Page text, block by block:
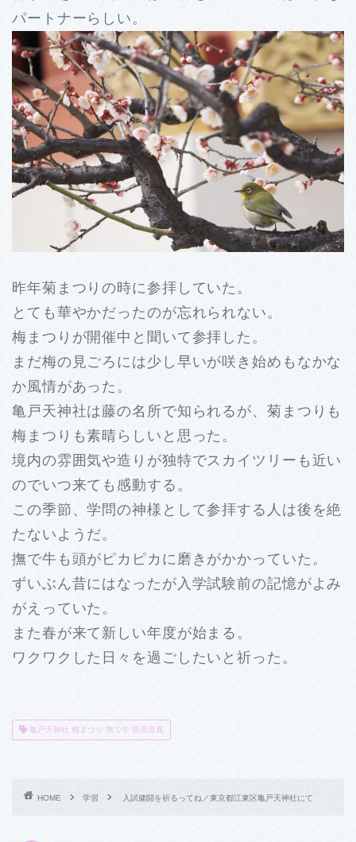
パートナーらしい。
昨年菊まつりの時に参拝していた。
とても華やかだったのが忘れられない。
梅まつりが開催中と聞いて参拝した。
まだ梅の見ごろには少し早いが咲き始めもなかな
か風情があった。
亀戸天神社は藤の名所で知られるが、菊まつりも
梅まつりも素晴らしいと思った。
境内の雰囲気や造りが独特でスカイツリーも近い
のでいつ来ても感動する。
この季節、学問の神様として参拝する人は後を絶
たないようだ。
撫で牛も頭がピカピカに磨きがかかっていた。
ずいぶん昔にはなったが入学試験前の記憶がよみ
がえっていた。
また春が来て新しい年度が始まる。
ワクワクした日々を過ごしたいと祈った。
亀戸天神社 梅まつり 撫で牛 菅原道真
HOME 学習 入試健闘を祈るってね／東京都江東区亀戸天神社にて